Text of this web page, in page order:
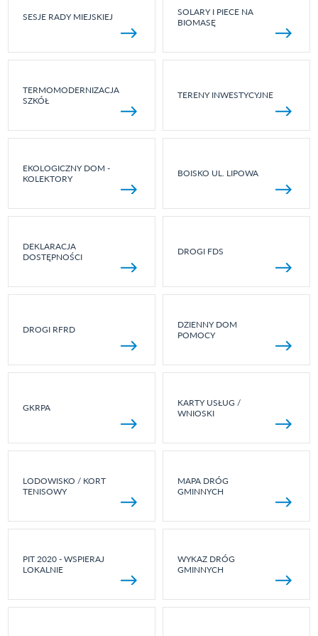
SESJE RADY MIEJSKIEJ
SOLARY I PIECE NA
BIOMASĘ
TERMOMODERNIZACJA
SZKÓŁ
TERENY INWESTYCYJNE
EKOLOGICZNY DOM -
KOLEKTORY
BOISKO UL. LIPOWA
DEKLARACJA
DOSTĘPNOŚCI
DROGI FDS
DROGI RFRD
DZIENNY DOM
POMOCY
GKRPA
KARTY USŁUG /
WNIOSKI
LODOWISKO / KORT
TENISOWY
MAPA DRÓG
GMINNYCH
PIT 2020 - WSPIERAJ
LOKALNIE
WYKAZ DRÓG
GMINNYCH